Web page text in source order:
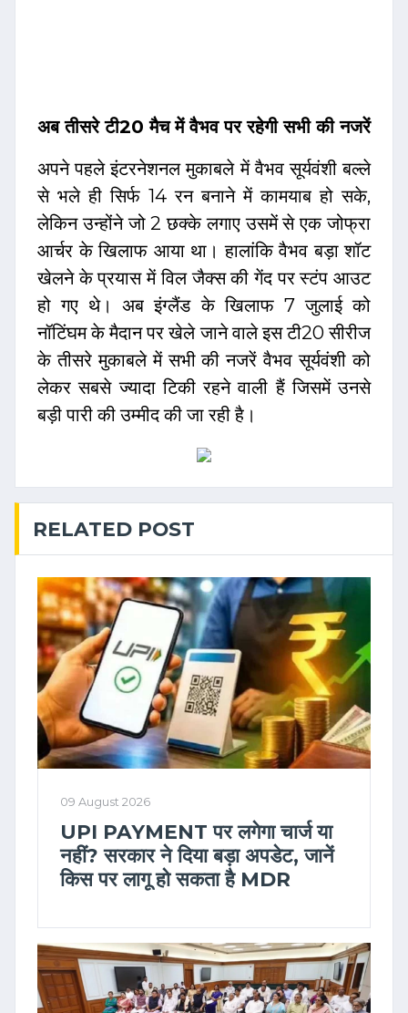
अब तीसरे टी20 मैच में वैभव पर रहेगी सभी की नजरें
अपने पहले इंटरनेशनल मुकाबले में वैभव सूर्यवंशी बल्ले
से भले ही सिर्फ 14 रन बनाने में कामयाब हो सके,
लेकिन उन्होंने जो 2 छक्के लगाए उसमें से एक जोफ्रा
आर्चर के खिलाफ आया था। हालांकि वैभव बड़ा शॉट
खेलने के प्रयास में विल जैक्स की गेंद पर स्टंप आउट
हो गए थे। अब इंग्लैंड के खिलाफ 7 जुलाई को
नॉटिंघम के मैदान पर खेले जाने वाले इस टी20 सीरीज
के तीसरे मुकाबले में सभी की नजरें वैभव सूर्यवंशी को
लेकर सबसे ज्यादा टिकी रहने वाली हैं जिसमें उनसे
बड़ी पारी की उम्मीद की जा रही है।
RELATED POST
09 August 2026
UPI PAYMENT पर लगेगा चार्ज या
नहीं? सरकार ने दिया बड़ा अपडेट, जानें
किस पर लागू हो सकता है MDR